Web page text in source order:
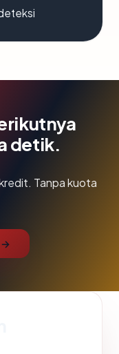
detik.
Tanpa kuota
→